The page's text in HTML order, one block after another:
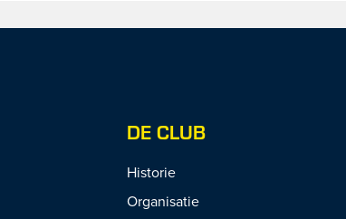
DE CLUB
Historie
Organisatie